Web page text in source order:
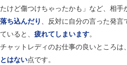
たけど傷つけちゃったかも」など、相手
落ち込んだり 、反対に自分の言った発言
ていると、 疲れてしまいます。
チャットレディのお仕事の良いところは
とはない点です。